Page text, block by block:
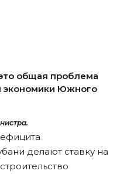
общая проблема
экономики Южного
делают ставку на